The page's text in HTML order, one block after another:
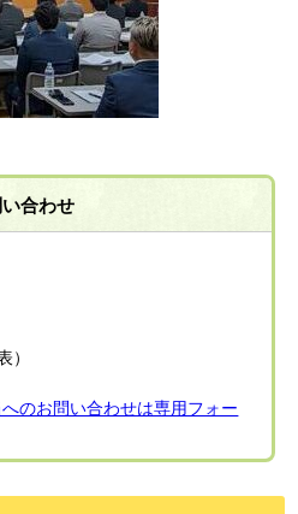
合わせ
）
のお問い合わせは専用フォー